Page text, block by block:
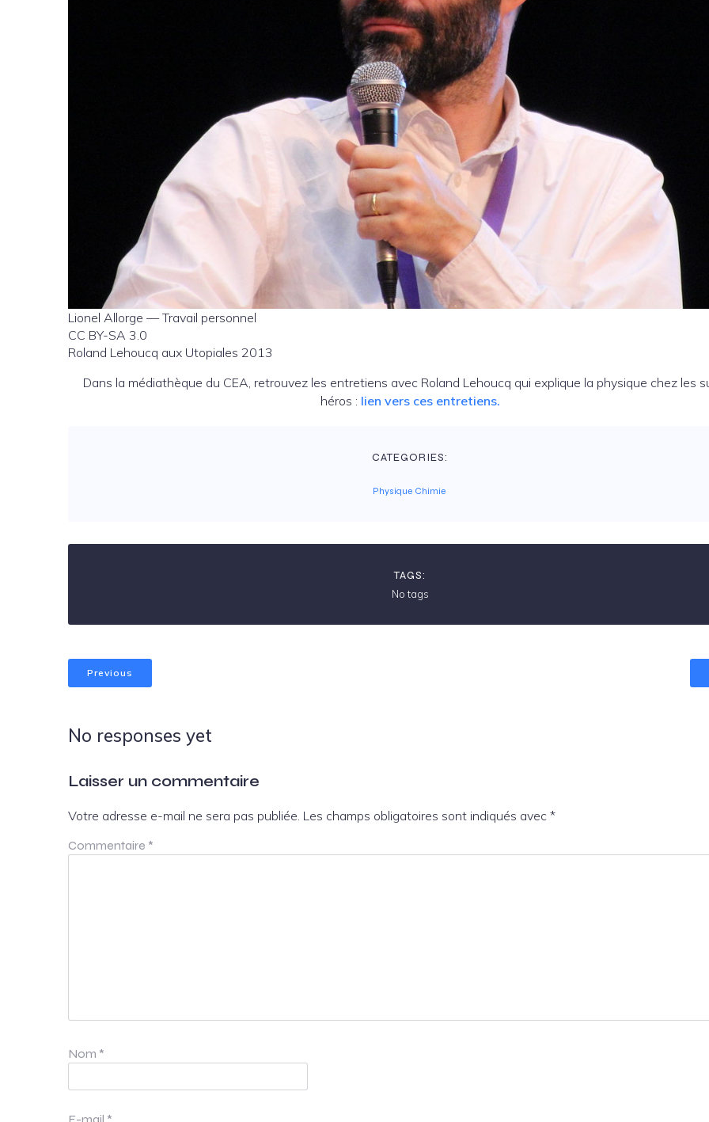
Lionel Allorge — Travail personnel
CC BY-SA 3.0
Roland Lehoucq aux Utopiales 2013
Dans la médiathèque du CEA, retrouvez les entretiens avec Roland Lehoucq qui explique la physique chez les
héros : lien vers ces entretiens.
CATEGORIES:
Physique Chimie
TAGS:
No tags
Previous
No responses yet
Laisser un commentaire
Votre adresse e-mail ne sera pas publiée. Les champs obligatoires sont indiqués avec *
Commentaire *
Nom *
E-mail *